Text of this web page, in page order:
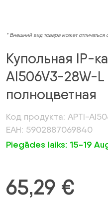
* Внешний вид товара может отличаться
Купольная IP-
AI506V3-28W-
полноцветная
Код продукта: APTI-
ЕАН: 5902887069840
Piegādes laiks: 15-19
65,29 €